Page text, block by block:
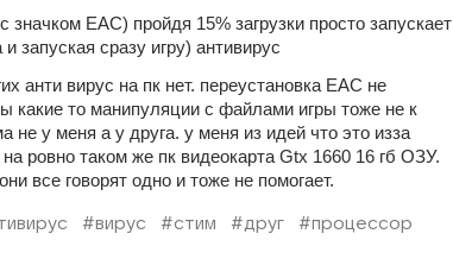
EAC) пройдя 15% загрузки просто запускает
запуская сразу игру) антивирус
анти вирус на пк нет. переустановка EAC не
какие то манипуляции с файлами игры тоже не к
не у меня а у друга. у меня из идей что это изза
ровно таком же пк видеокарта Gtx 1660 16 гб ОЗУ.
все говорят одно и тоже не помогает.
#вирус #стим #друг
#процессор